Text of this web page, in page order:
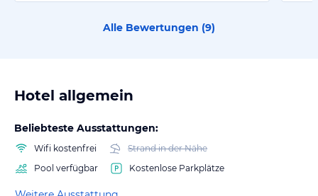
Alle Bewertungen (9)
Hotel allgemein
Beliebteste Ausstattungen:
Wifi kostenfrei
Strand in der Nähe
Pool verfügbar
Kostenlose Parkplätze